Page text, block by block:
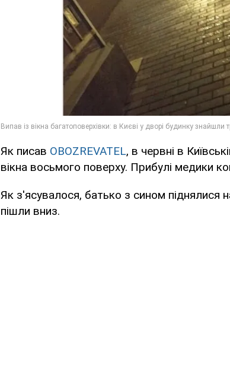
Як писав OBOZREVATEL, в червні в
вікна восьмого поверху. Прибулі медики
Як з'ясувалося, батько з сином піднялися
пішли вниз.